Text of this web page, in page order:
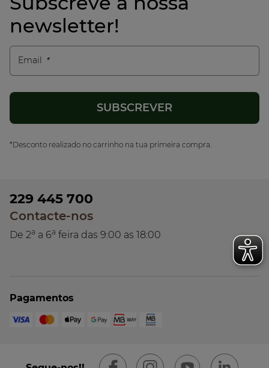
newsletter!
Email
*Desconto realizado no carrinho na tua primeira compra.
229 445 700
Contacte-nos
De 2a a 6a feira das 9:00 as 18:00
Pagamentos